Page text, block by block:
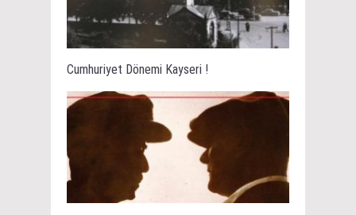
Cumhuriyet Dönemi Kayseri !